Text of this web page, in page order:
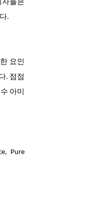
자들은
.
요인
. 점점
아미
Pure